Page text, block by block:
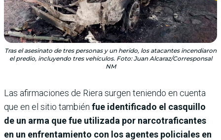
Tras el asesinato de tres personas y un herido, los atacantes incendiaron
el predio, incluyendo tres vehículos. Foto: Juan Alcaraz/Corresponsal
NM
Las afirmaciones de Riera surgen teniendo en cuenta
que en el sitio también fue identificado el casquillo
de un arma que fue utilizada por narcotraficantes
en un enfrentamiento con los agentes policiales en